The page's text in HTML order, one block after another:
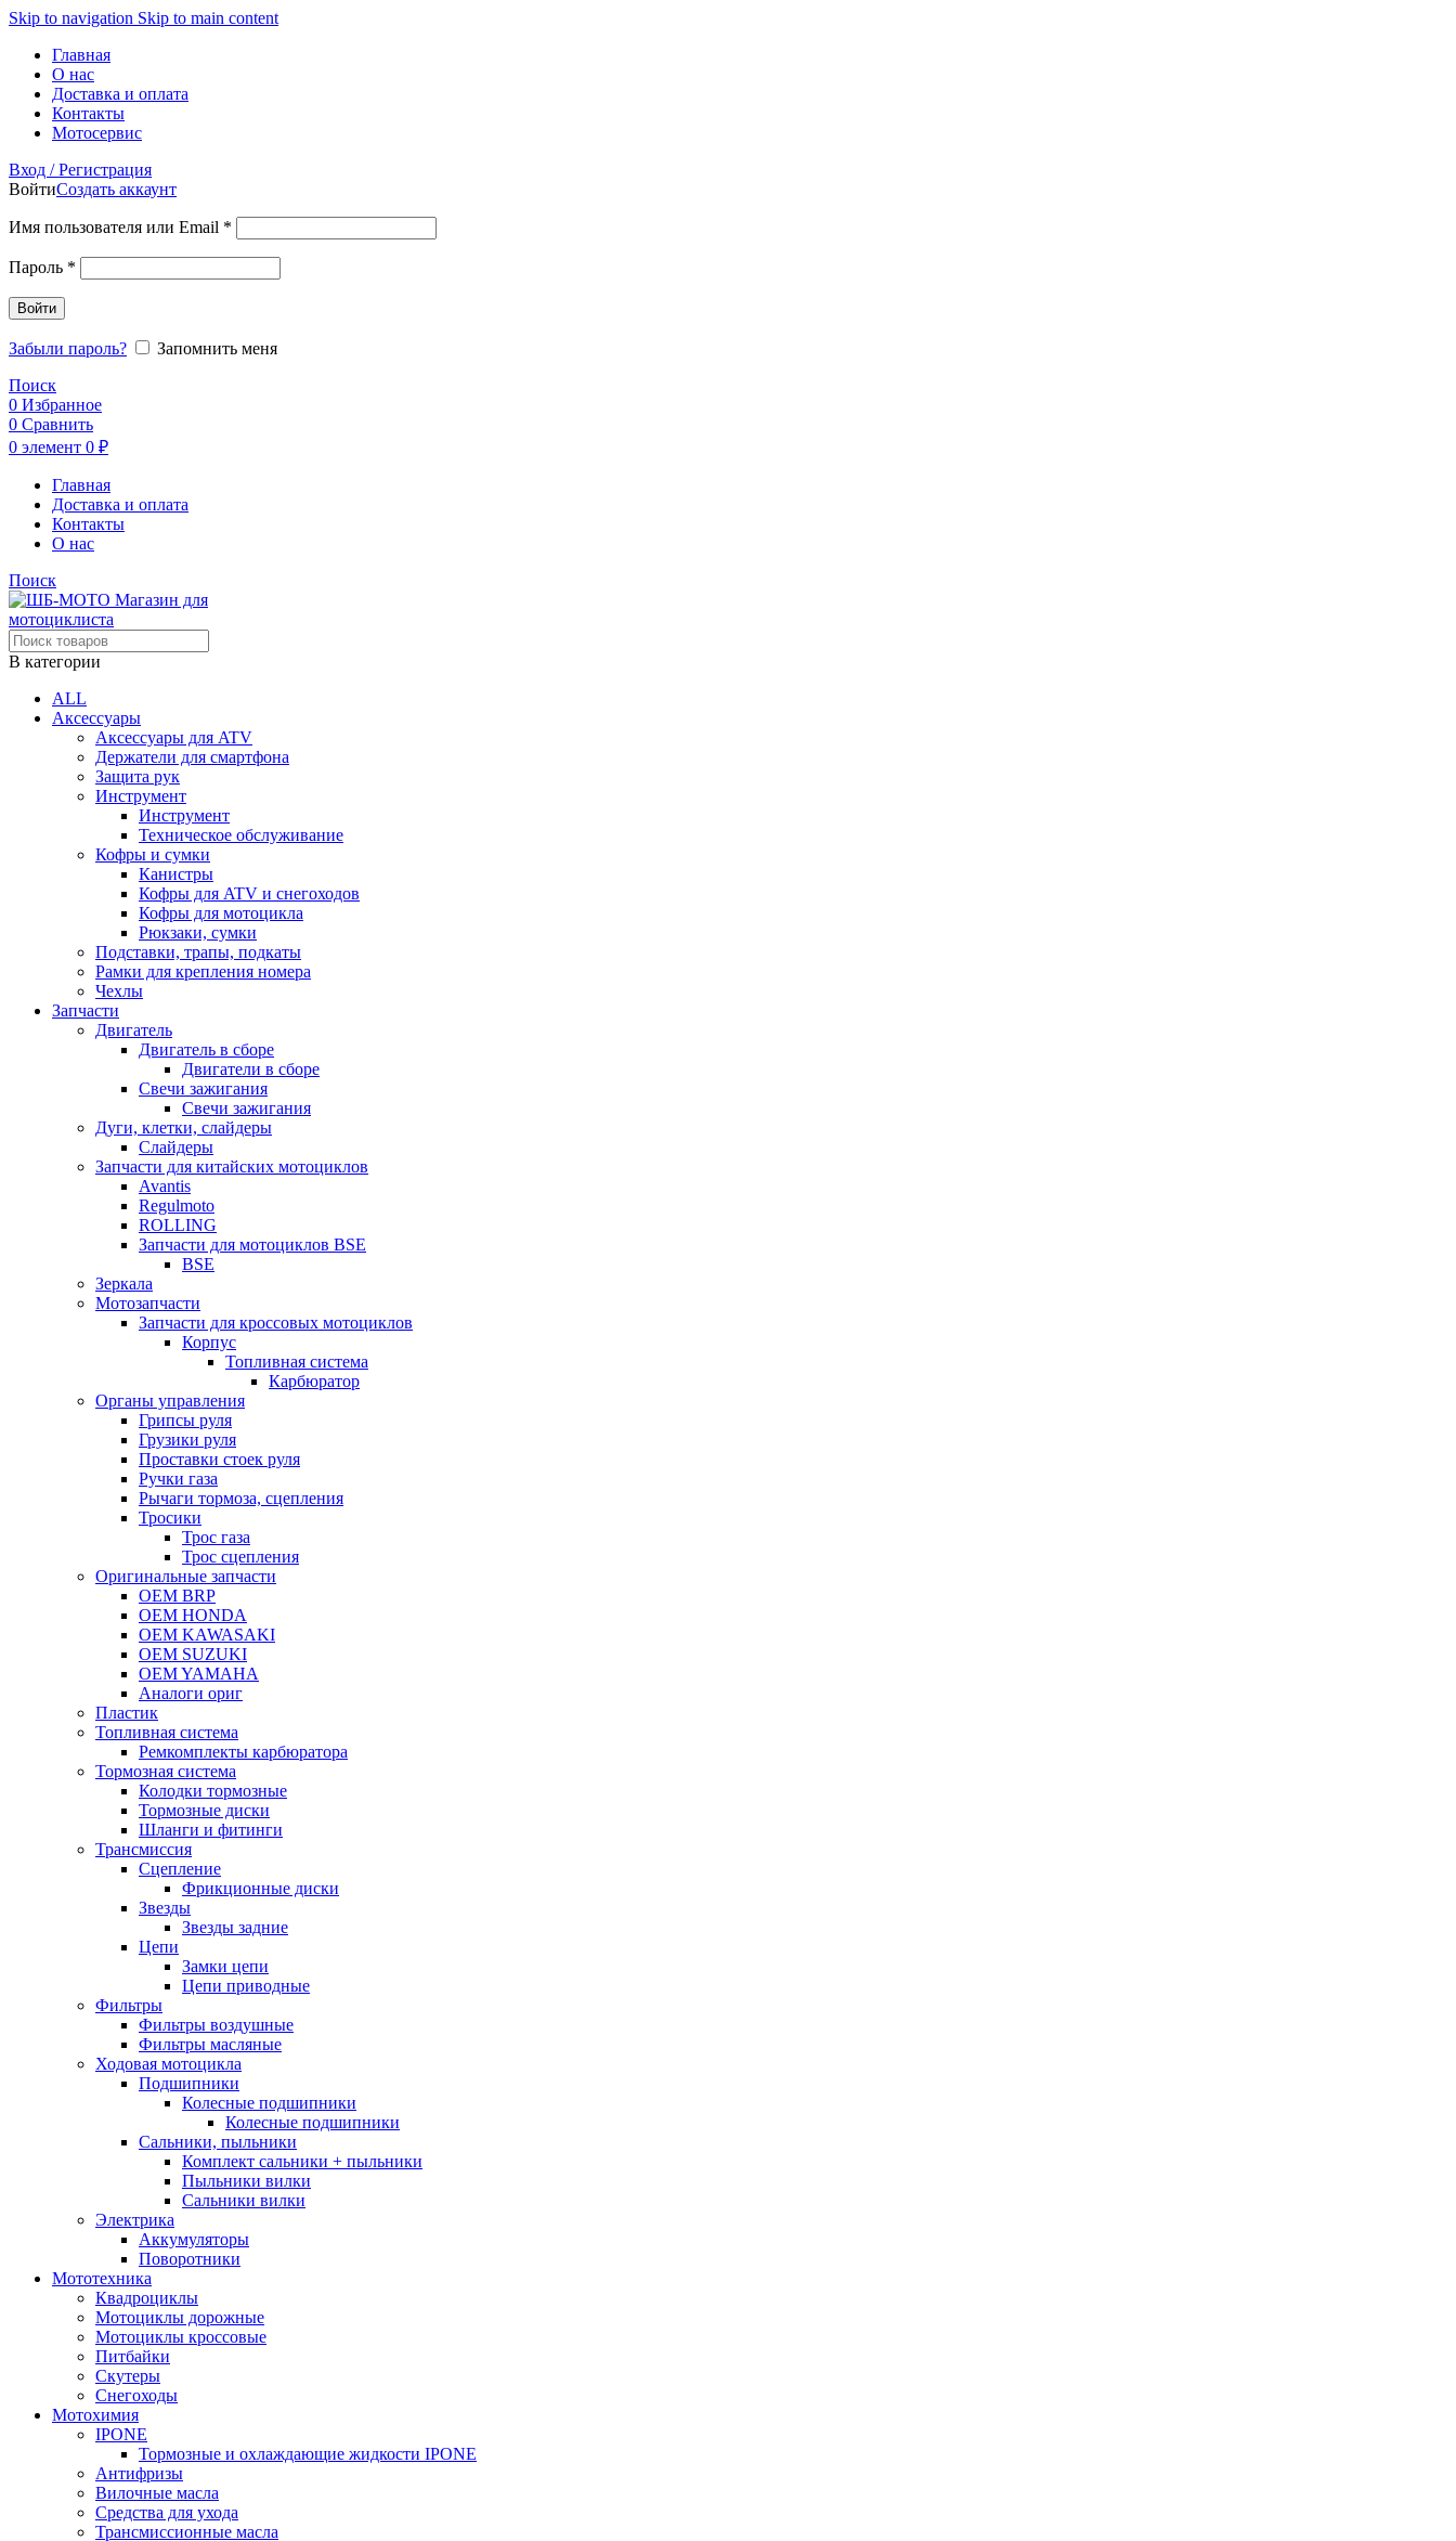
Skip to navigation Skip to main content
Главная
О нас
Доставка и оплата
Контакты
Мотосервис
Вход / Регистрация
ВойтиСоздать аккаунт
Имя пользователя или Email *
Пароль *
Войти
Забыли пароль?
Запомнить меня
Поиск
0 Избранное
0 Сравнить
0 элемент 0 ₽
Главная
Доставка и оплата
Контакты
О нас
Поиск
В категории
ALL
Аксессуары
Аксессуары для ATV
Держатели для смартфона
Защита рук
Инструмент
Инструмент
Техническое обслуживание
Кофры и сумки
Канистры
Кофры для ATV и снегоходов
Кофры для мотоцикла
Рюкзаки, сумки
Подставки, трапы, подкаты
Рамки для крепления номера
Чехлы
Запчасти
Двигатель
Двигатель в сборе
Двигатели в сборе
Свечи зажигания
Свечи зажигания
Дуги, клетки, слайдеры
Слайдеры
Запчасти для китайских мотоциклов
Avantis
Regulmoto
ROLLING
Запчасти для мотоциклов BSE
BSE
Зеркала
Мотозапчасти
Запчасти для кроссовых мотоциклов
Корпус
Топливная система
Карбюратор
Органы управления
Грипсы руля
Грузики руля
Проставки стоек руля
Ручки газа
Рычаги тормоза, сцепления
Тросики
Трос газа
Трос сцепления
Оригинальные запчасти
OEM BRP
OEM HONDA
OEM KAWASAKI
OEM SUZUKI
OEM YAMAHA
Аналоги ориг
Пластик
Топливная система
Ремкомплекты карбюратора
Тормозная система
Колодки тормозные
Тормозные диски
Шланги и фитинги
Трансмиссия
Cцепление
Фрикционные диски
Звезды
Звезды задние
Цепи
Замки цепи
Цепи приводные
Фильтры
Фильтры воздушные
Фильтры масляные
Ходовая мотоцикла
Подшипники
Колесные подшипники
Колесные подшипники
Сальники, пыльники
Комплект сальники + пыльники
Пыльники вилки
Сальники вилки
Электрика
Аккумуляторы
Поворотники
Мототехника
Квадроциклы
Мотоциклы дорожные
Мотоциклы кроссовые
Питбайки
Скутеры
Снегоходы
Мотохимия
IPONE
Тормозные и охлаждающие жидкости IPONE
Антифризы
Вилочные масла
Средства для ухода
Трансмиссионные масла